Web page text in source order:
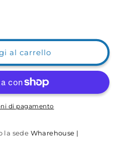
al carrello
di pagamento
la sede Wharehouse |